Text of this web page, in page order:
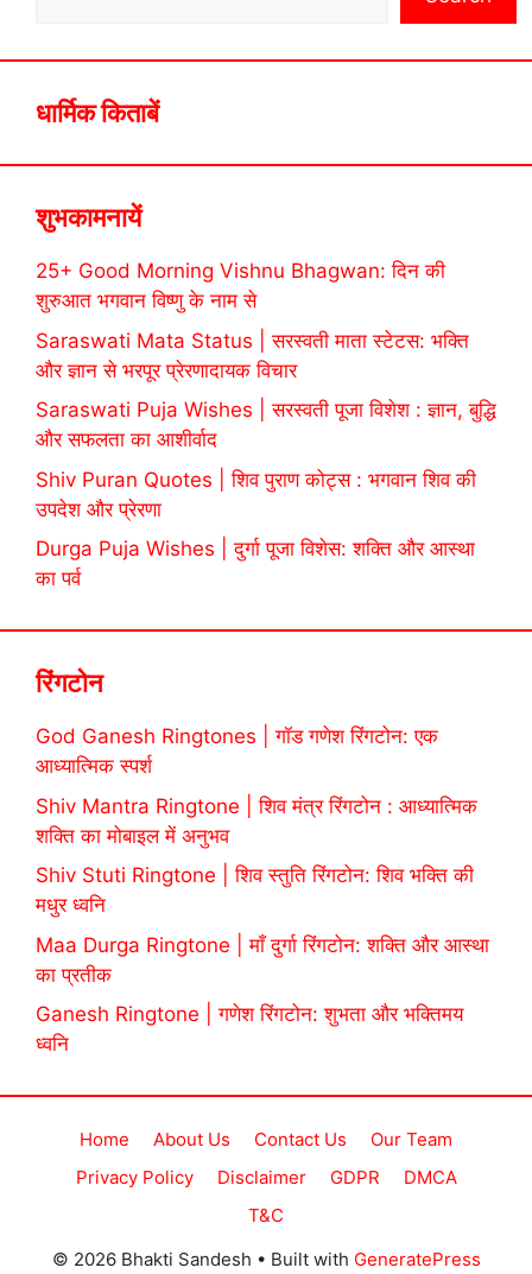
धार्मिक किताबें
शुभकामनायें
25+ Good Morning Vishnu Bhagwan: दिन की
शुरुआत भगवान विष्णु के नाम से
Saraswati Mata Status | सरस्वती माता स्टेटस: भक्ति
और ज्ञान से भरपूर प्रेरणादायक विचार
Saraswati Puja Wishes | सरस्वती पूजा विशेश : ज्ञान, बुद्धि
और सफलता का आशीर्वाद
Shiv Puran Quotes | शिव पुराण कोट्स : भगवान शिव की
उपदेश और प्रेरणा
Durga Puja Wishes | दुर्गा पूजा विशेस: शक्ति और आस्था
का पर्व
रिंगटोन
God Ganesh Ringtones | गॉड गणेश रिंगटोन: एक
आध्यात्मिक स्पर्श
Shiv Mantra Ringtone | शिव मंत्र रिंगटोन : आध्यात्मिक
शक्ति का मोबाइल में अनुभव
Shiv Stuti Ringtone | शिव स्तुति रिंगटोन: शिव भक्ति की
मधुर ध्वनि
Maa Durga Ringtone | माँ दुर्गा रिंगटोन: शक्ति और आस्था
का प्रतीक
Ganesh Ringtone | गणेश रिंगटोन: शुभता और भक्तिमय
ध्वनि
Home About Us Contact Us
Our Team
Privacy Policy
Disclaimer GDPR
DMCA
T&C
© 2026 Bhakti Sandesh • Built with GeneratePress